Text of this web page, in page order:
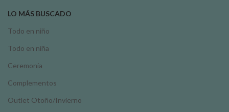
LO MÁS BUSCADO
Todo en niño
Todo en niña
Ceremonia
Complementos
Outlet Otoño/Invierno